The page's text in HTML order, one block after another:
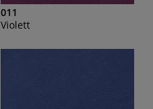
011
Violett